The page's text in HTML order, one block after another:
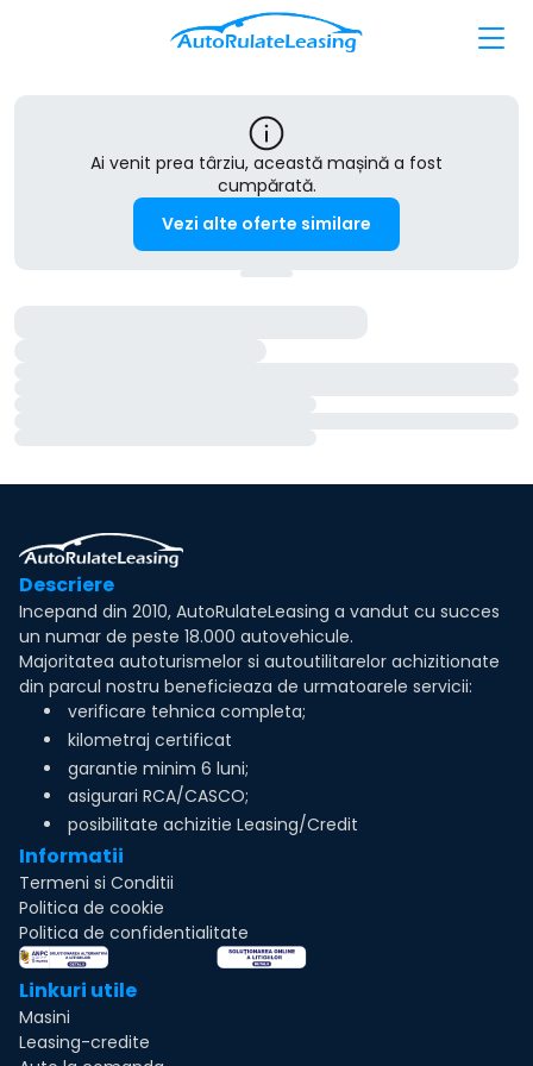
Ai venit prea târziu, această mașină a fost
cumpărată.
Vezi alte oferte similare
Descriere
Incepand din 2010, AutoRulateLeasing a vandut cu succes
un numar de peste 18.000 autovehicule.
Majoritatea autoturismelor si autoutilitarelor achizitionate
din parcul nostru beneficieaza de urmatoarele servicii:
verificare tehnica completa;
kilometraj certificat
garantie minim 6 luni;
asigurari RCA/CASCO;
posibilitate achizitie Leasing/Credit
Informatii
Termeni si Conditii
Politica de cookie
Politica de confidentialitate
Linkuri utile
Masini
Leasing-credite